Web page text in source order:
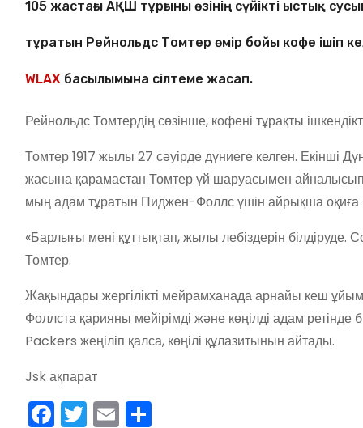
105 жастағы АҚШ тұрғыны өзінің сүйікті ыстық
тұратын Рейнольдс Томтер өмір бойы кофе ішіп
WLAX басылымына сілтеме жасап.
Рейнольдс Томтердің сөзінше, кофені тұрақты
Томтер 1917 жылы 27 сәуірде дүниеге келген. Екінші
жасына қарамастан Томтер үй шаруасымен айналысып,
мың адам тұратын Пиджен-Фоллс үшін айрықша оқиға
«Барлығы мені құттықтап, жылы лебіздерін
Томтер.
Жақындары жергілікті мейрамханада арнайы кеш
Фоллста қарияны мейірімді және көңілді адам
Packers жеңіліп қалса, көңілі құлазитынын айтады.
Jsk ақпарат
F T E